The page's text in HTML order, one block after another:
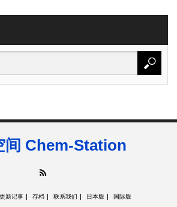
间 Chem-Station
更新记事 存档 联系我们 日本版 国际版